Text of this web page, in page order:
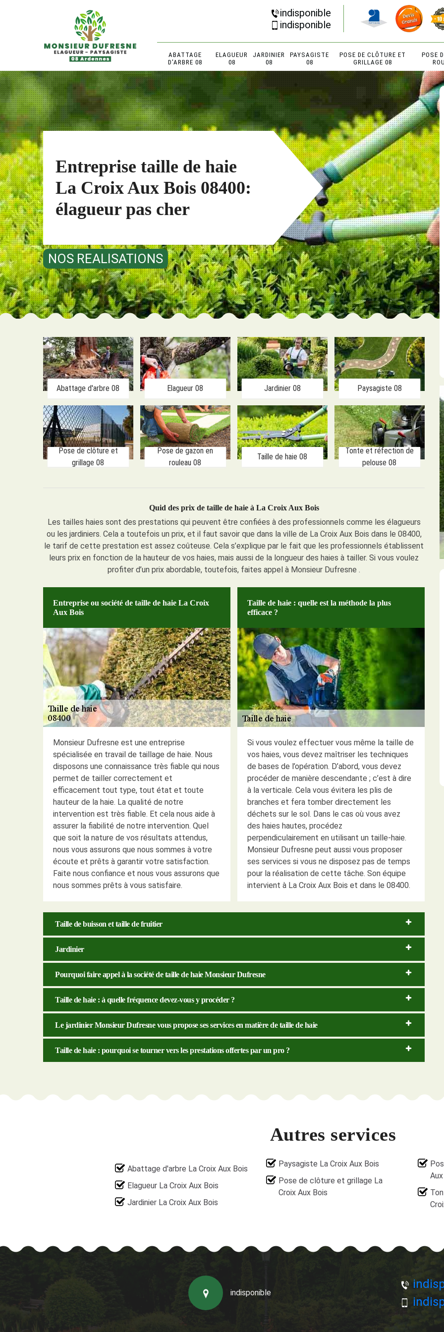
indisponible
indisponible
ABATTAGE
D'ARBRE 08
ELAGUEUR
08
JARDINIER
08
PAYSAGISTE
08
POSE DE CLÔTURE ET
GRILLAGE 08
POSE
Entreprise taille de haie
La Croix Aux Bois 08400:
élagueur pas cher
NOS REALISATIONS
Abattage d'arbre 08 Elagueur 08 Jardinier 08 Paysagiste 08
Pose de clôture et
grillage 08
Pose de gazon en
rouleau 08
Taille de haie 08
Tonte et réfection de
pelouse 08
Quid des prix de taille de haie à La Croix Aux Bois
Les tailles haies sont des prestations qui peuvent être confiées à des professionnels comme les élagueurs
ou les jardiniers. Cela a toutefois un prix, et il faut savoir que dans la ville de La Croix Aux Bois dans le 08400,
le tarif de cette prestation est assez coûteuse. Cela s’explique par le fait que les professionnels établissent
leurs prix en fonction de la hauteur de vos haies, mais aussi de la longueur des haies à tailler. Si vous voulez
profiter d’un prix abordable, toutefois, faites appel à Monsieur Dufresne .
Entreprise ou société de taille de haie La Croix
Aux Bois
Monsieur Dufresne est une entreprise
spécialisée en travail de taillage de haie. Nous
disposons une connaissance très fiable qui nous
permet de tailler correctement et
efficacement tout type, tout état et toute
hauteur de la haie. La qualité de notre
intervention est très fiable. Et cela nous aide à
assurer la fiabilité de notre intervention. Quel
que soit la nature de vos résultats attendus,
nous vous assurons que nous sommes à votre
écoute et prêts à garantir votre satisfaction.
Faite nous confiance et nous vous assurons que
nous sommes prêts à vous satisfaire.
Taille de haie : quelle est la méthode la plus
efficace ?
Si vous voulez effectuer vous même la taille de
vos haies, vous devez maîtriser les techniques
de bases de l’opération. D’abord, vous devez
procéder de manière descendante ; c’est à dire
à la verticale. Cela vous évitera les plis de
branches et fera tomber directement les
déchets sur le sol. Dans le cas où vous avez
des haies hautes, procédez
perpendiculairement en utilisant un taille-haie.
Monsieur Dufresne peut aussi vous proposer
ses services si vous ne disposez pas de temps
pour la réalisation de cette tâche. Son équipe
intervient à La Croix Aux Bois et dans le 08400.
Taille de buisson et taille de fruitier
Jardinier
Pourquoi faire appel à la société de taille de haie Monsieur Dufresne
Taille de haie : à quelle fréquence devez-vous y procéder ?
Le jardinier Monsieur Dufresne vous propose ses services en matière de taille de haie
Taille de haie : pourquoi se tourner vers les prestations offertes par un pro ?
Autres services
Abattage d'arbre La Croix Aux Bois
Elagueur La Croix Aux Bois
Jardinier La Croix Aux Bois
Paysagiste La Croix Aux Bois
Pose de clôture et grillage La
Croix Aux Bois
indisponible